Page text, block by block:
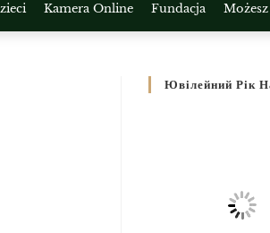
Kamera Online Fundacja
Ювілейний Рік